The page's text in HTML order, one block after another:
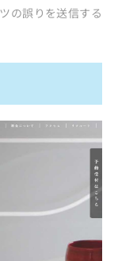
の誤りを送信する